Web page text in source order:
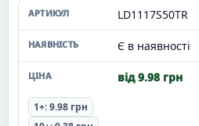
LD1117S50TR
Є в наявності
від 9.98 грн
1+: 9.98 грн